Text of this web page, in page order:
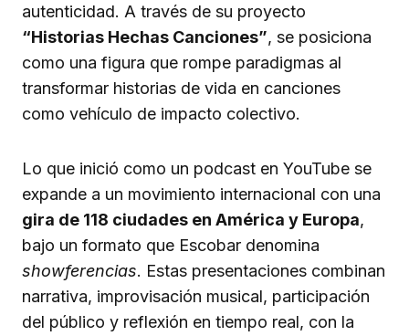
autenticidad. A través de su proyecto
“Historias Hechas Canciones”, se posiciona
como una figura que rompe paradigmas al
transformar historias de vida en canciones
como vehículo de impacto colectivo.
Lo que inició como un podcast en YouTube se
expande a un movimiento internacional con una
gira de 118 ciudades en América y Europa,
bajo un formato que Escobar denomina
showferencias. Estas presentaciones combinan
narrativa, improvisación musical, participación
del público y reflexión en tiempo real, con la